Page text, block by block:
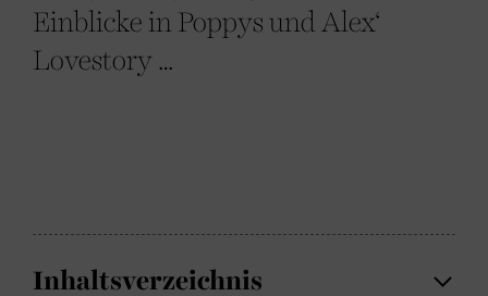
Einblicke in Poppys und Alex‘
Lovestory …
Inhaltsverzeichnis